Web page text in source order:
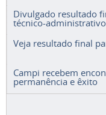
Divulgado resultado
técnico-
Veja resultado final
Campi recebem
permanência e êxito